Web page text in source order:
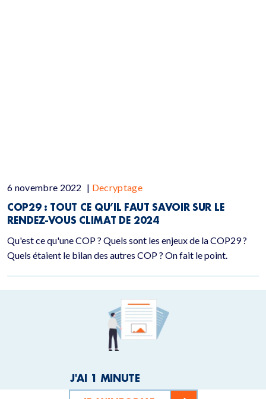
6 novembre 2022 | Decryptage
COP29 : TOUT CE QU’IL FAUT SAVOIR SUR LE
RENDEZ-VOUS CLIMAT DE 2024
Qu'est ce qu'une COP ? Quels sont les enjeux de la COP29 ?
Quels étaient le bilan des autres COP ? On fait le point.
J'AI 1 MINUTE